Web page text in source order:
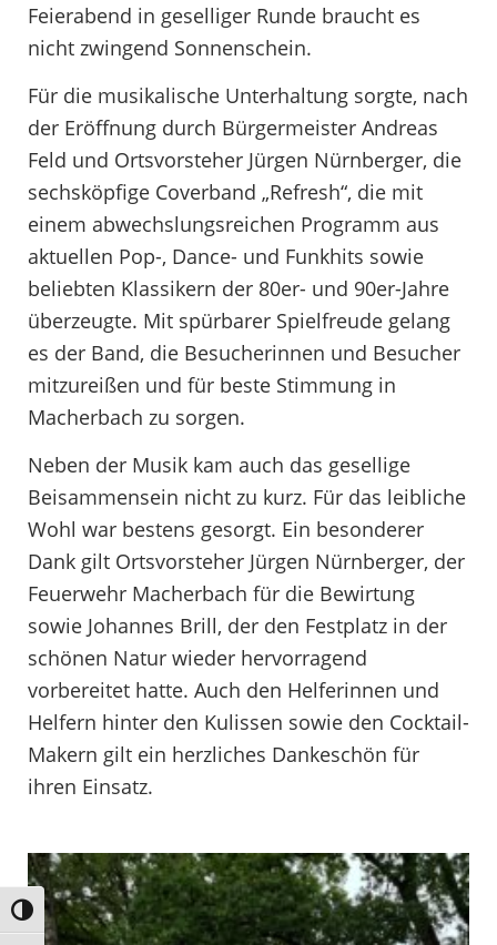
Umschalten auf hohe Kontraste
Feierabend in geselliger Runde braucht es
nicht zwingend Sonnenschein.
Für die musikalische Unterhaltung sorgte, nach
der Eröffnung durch Bürgermeister Andreas
Feld und Ortsvorsteher Jürgen Nürnberger, die
sechsköpfige Coverband „Refresh“, die mit
einem abwechslungsreichen Programm aus
aktuellen Pop-, Dance- und Funkhits sowie
beliebten Klassikern der 80er- und 90er-Jahre
überzeugte. Mit spürbarer Spielfreude gelang
es der Band, die Besucherinnen und Besucher
mitzureißen und für beste Stimmung in
Macherbach zu sorgen.
Neben der Musik kam auch das gesellige
Beisammensein nicht zu kurz. Für das leibliche
Wohl war bestens gesorgt. Ein besonderer
Dank gilt Ortsvorsteher Jürgen Nürnberger, der
Feuerwehr Macherbach für die Bewirtung
sowie Johannes Brill, der den Festplatz in der
schönen Natur wieder hervorragend
vorbereitet hatte. Auch den Helferinnen und
Helfern hinter den Kulissen sowie den Cocktail-
Makern gilt ein herzliches Dankeschön für
ihren Einsatz.